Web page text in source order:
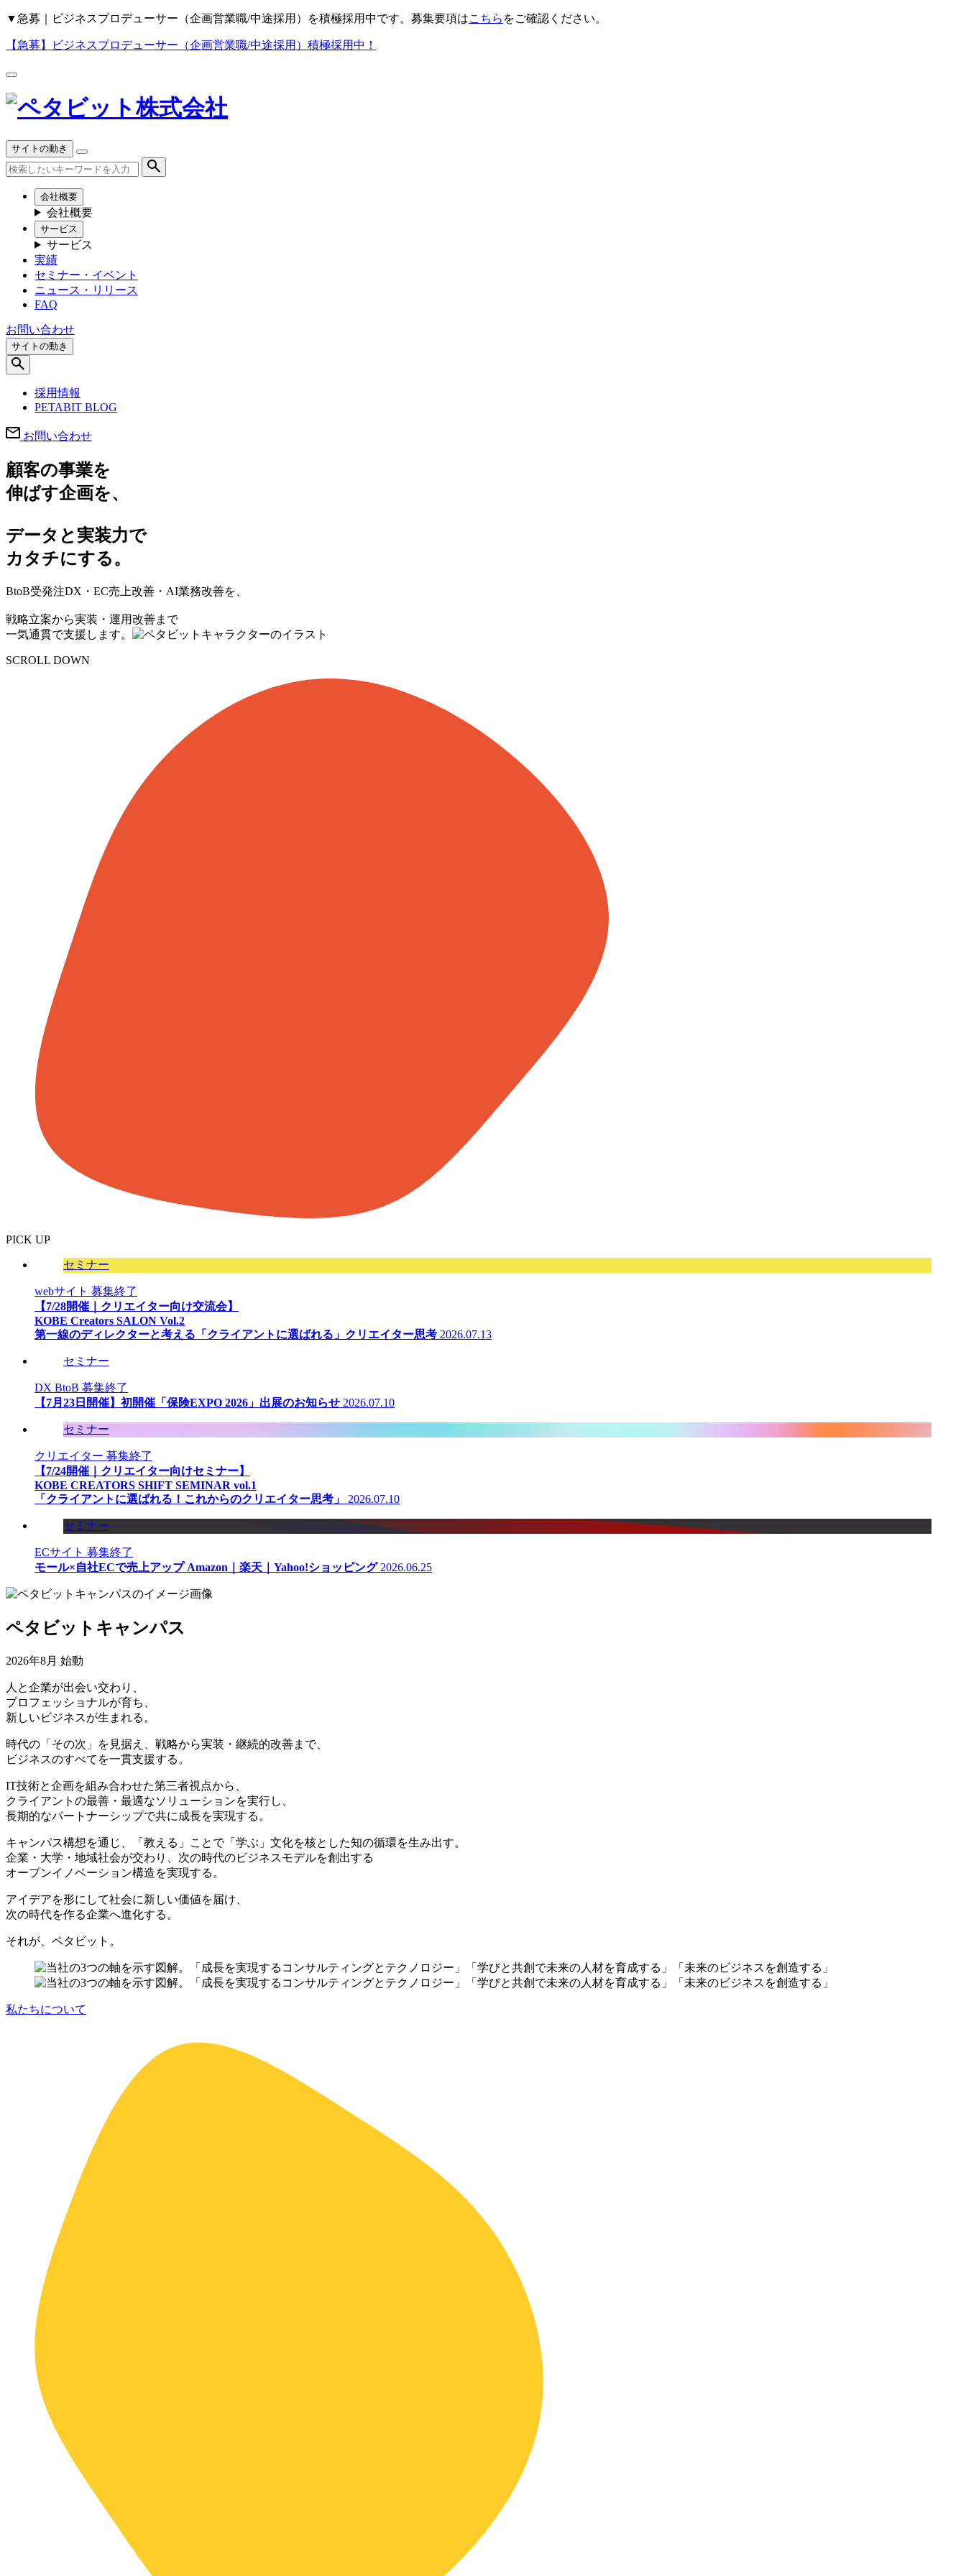
▼ 急募｜ビジネスプロデューサー（企画営業職/中途採用）を積極採用中です。募集要項はこちら をご確認ください。
【急募】 ビジネスプロデューサー（企画営業職/中途採用）積極採用中！
サイトの動き
会社概要
会社概要
サービス
サービス
実績
セミナー・イベント
ニュース・リリース
FAQ
お問い合わせ
サイトの動き
採用情報
PETABIT BLOG
お問い合わせ
顧客の事業を
伸ばす企画を、
データと実装力で
カタチにする。
BtoB受発注DX・EC売上改善・AI業務改善を、
戦略立案から実装・運用改善まで
一気通貫で支援します。
SCROLL DOWN
PICK UP
セミナー
webサイト 募集終了
【7/28開催｜クリエイター向け交流会】
KOBE Creators SALON Vol.2
第一線のディレクターと考える「クライアントに選ばれる」クリエイター思考 2026.07.13
セミナー
DX BtoB 募集終了
【7月23日開催】初開催「保険EXPO 2026」出展のお知らせ 2026.07.10
セミナー
クリエイター 募集終了
【7/24開催｜クリエイター向けセミナー】
KOBE CREATORS SHIFT SEMINAR vol.1
「クライアントに選ばれる！これからのクリエイター思考」
2026.07.10
セミナー
ECサイト 募集終了
モール×自社ECで売上アップ Amazon｜楽天｜Yahoo!ショッピング 2026.06.25
ペタビットキャンパス
2026年8月 始動
人と企業が出会い交わり、
プロフェッショナルが育ち、
新しいビジネスが生まれる。
時代の「その次」を見据え、戦略から実装・継続的改善まで、
ビジネスのすべてを一貫支援する。
IT技術と企画を組み合わせた第三者視点から、
クライアントの最善・最適なソリューションを実行し、
長期的なパートナーシップで共に成長を実現する。
キャンパス構想を通じ、「教える」ことで「学ぶ」文化を核とした知の循環を生み出す。
企業・大学・地域社会が交わり、次の時代のビジネスモデルを創出する
オープンイノベーション構造を実現する。
アイデアを形にして社会に新しい価値を届け、
次の時代を作る企業へ進化する。
それが、ペタビット。
私たちについて